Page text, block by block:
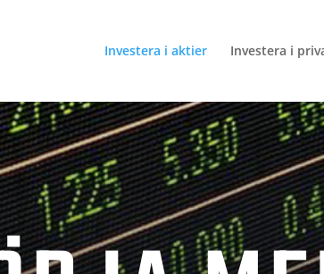
Investera i aktier Investera i